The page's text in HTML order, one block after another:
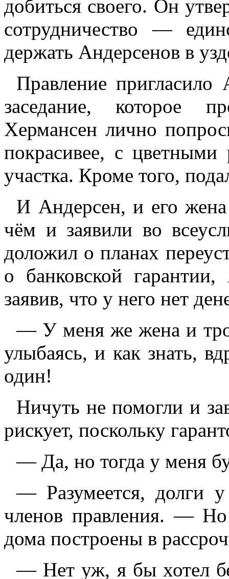
добиться своего. Он
сотрудничество —
держать Андерсенов в
Правление
заседание, которое
Хермансен лично
покрасивее, с
участка. Кроме того,
И Андерсен, и его
чём и заявили во
доложил о планах
о банковской гарантии,
заявив, что у него нет
— У меня же жена и
улыбаясь, и как знать,
один!
Ничуть не помогли и
рискует, поскольку
— Да, но тогда у меня
— Разумеется, долги
членов правления. —
дома построены в
— Нет уж, я бы хотел